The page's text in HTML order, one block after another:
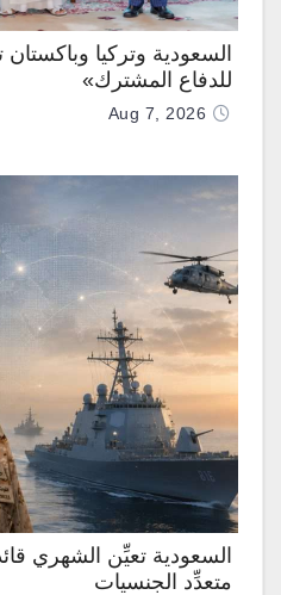
السعودية وتركيا
للدفاع المشترك»
Aug 7, 2026
السعودية تعيِّن الشهري
متعدِّد الجنسيات